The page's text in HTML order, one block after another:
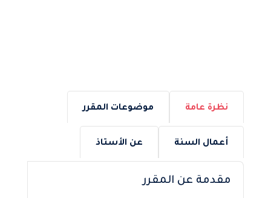
نظرة عامة موضوعات المقرر
أعمال السنة عن الأستاذ
مقدمة عن المقرر